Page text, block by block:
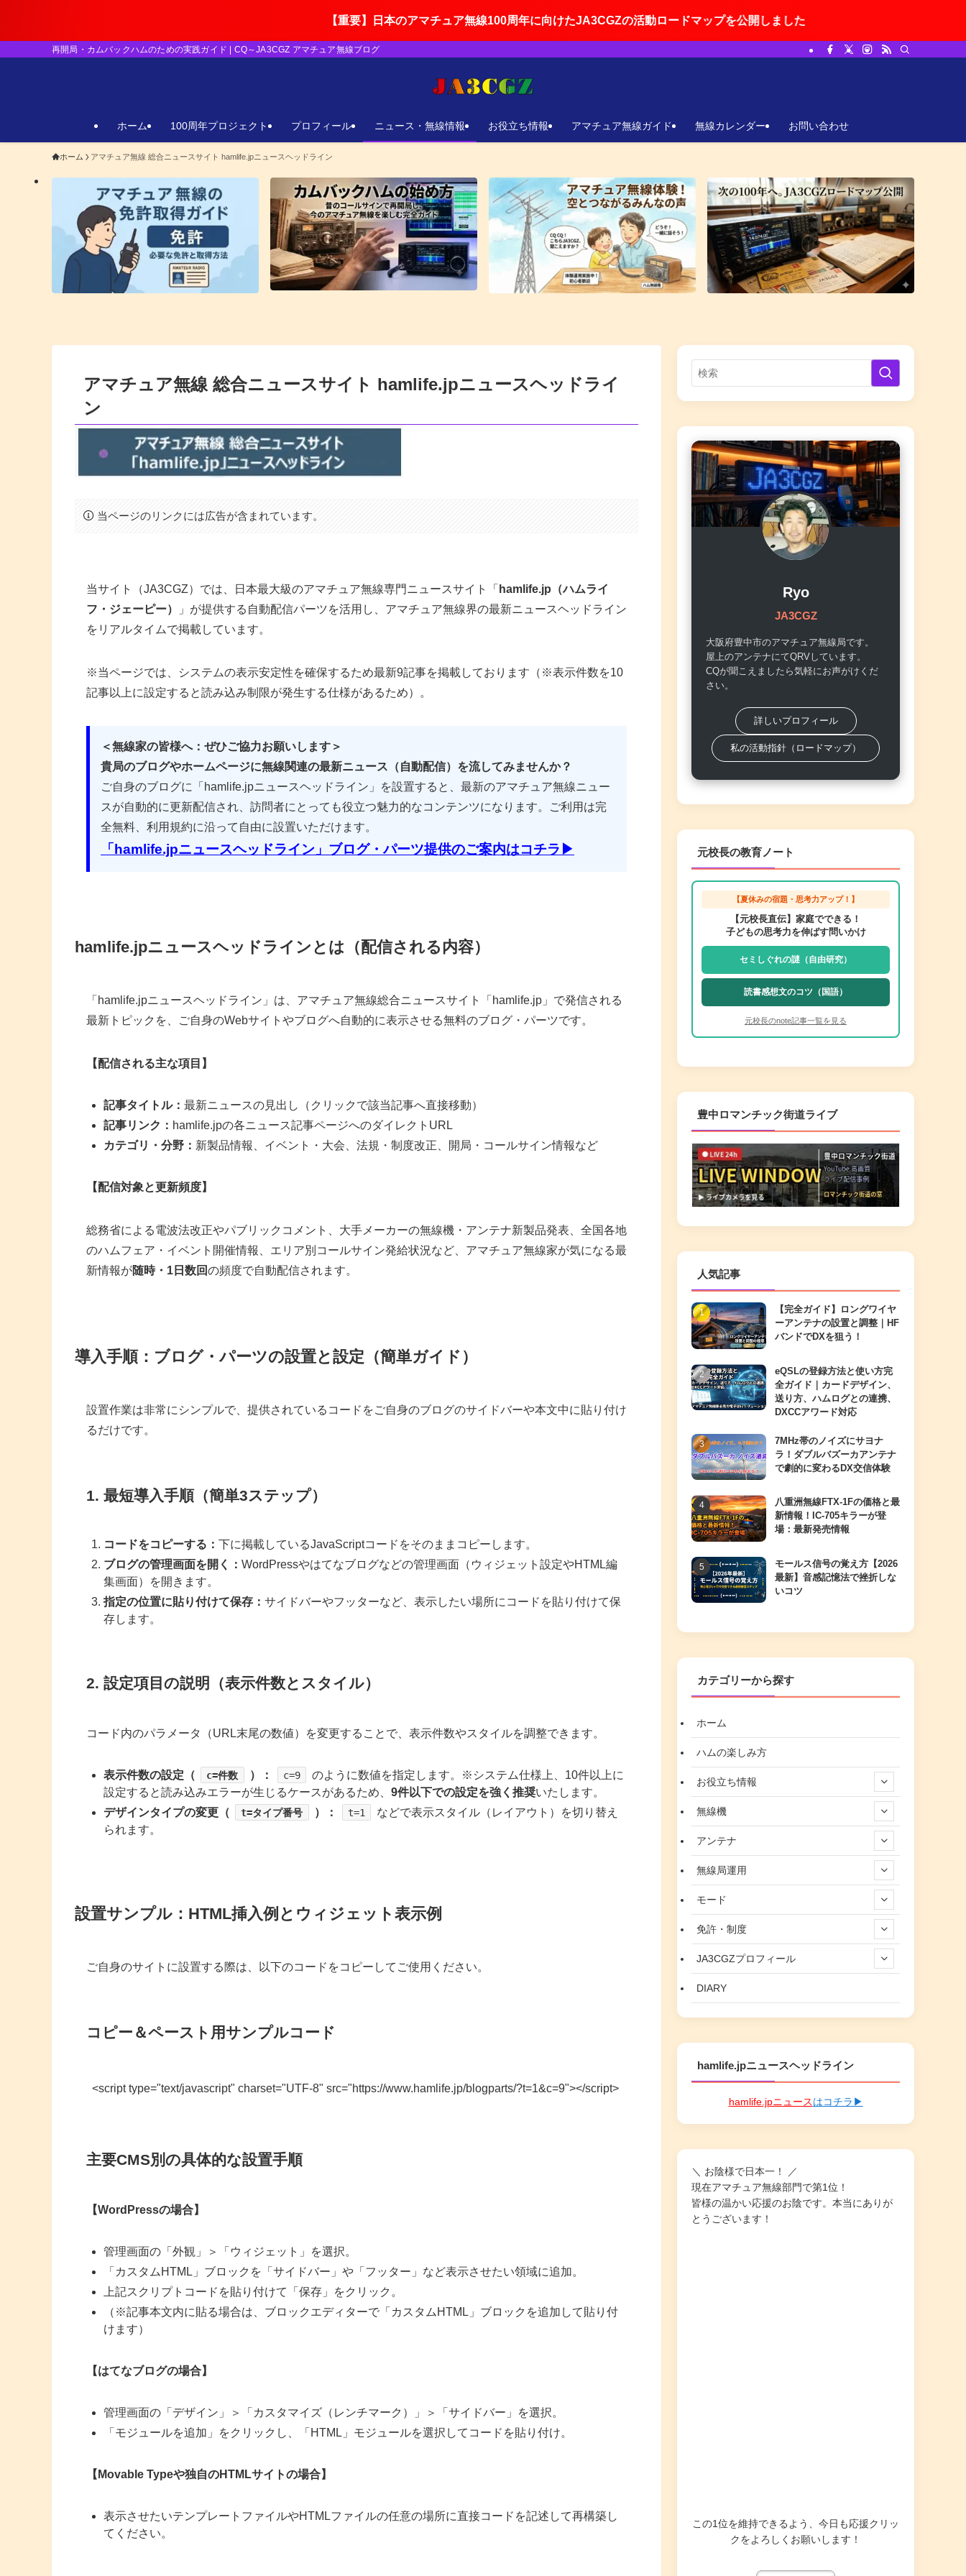
【重要】日本のアマチュア無線100周年に向けたJA3CGZの活動ロードマップを公開しました
再開局・カムバックハムのための実践ガイド | CQ～JA3CGZ アマチュア無線ブログ
ホーム 100周年プロジェクト プロフィール ニュース・無線情報 お役立ち情報 アマチュア無線ガイド 無線カレンダー お問い合わせ
ホーム アマチュア無線 総合ニュースサイト hamlife.jpニュースヘッドライン
アマチュア無線 総合ニュースサイト hamlife.jpニュースヘッドライ
ン
当ページのリンクには広告が含まれています。
当サイト（JA3CGZ）では、日本最大級のアマチュア無線専門ニュースサイト「 hamlife.jp（ハムライ
フ・ジェーピー）
」が提供する自動配信パーツを活用し、アマチュア無線界の最新ニュースヘッドライン
をリアルタイムで掲載しています。
※当ページでは、システムの表示安定性を確保するため最新9記事を掲載しております（※表示件数を10
記事以上に設定すると読み込み制限が発生する仕様があるため）。
＜無線家の皆様へ：ぜひご協力お願いします＞
貴局のブログやホームページに無線関連の最新ニュース（自動配信）を流してみませんか？
ご自身のブログに「hamlife.jpニュースヘッドライン」を設置すると、最新のアマチュア無線ニュー
スが自動的に更新配信され、訪問者にとっても役立つ魅力的なコンテンツになります。ご利用は完
全無料、利用規約に沿って自由に設置いただけます。
「hamlife.jpニュースヘッドライン」ブログ・パーツ提供のご案内はコチラ▶
hamlife.jpニュースヘッドラインとは（配信される内容）
「hamlife.jpニュースヘッドライン」は、アマチュア無線総合ニュースサイト「hamlife.jp」で発信される
最新トピックを、ご自身のWebサイトやブログへ自動的に表示させる無料のブログ・パーツです。
【配信される主な項目】
記事タイトル： 最新ニュースの見出し（クリックで該当記事へ直接移動）
記事リンク： hamlife.jpの各ニュース記事ページへのダイレクトURL
カテゴリ・分野： 新製品情報、イベント・大会、法規・制度改正、開局・コールサイン情報など
【配信対象と更新頻度】
総務省による電波法改正やパブリックコメント、大手メーカーの無線機・アンテナ新製品発表、全国各地
のハムフェア・イベント開催情報、エリア別コールサイン発給状況など、アマチュア無線家が気になる最
新情報が随時・1日数回の頻度で自動配信されます。
導入手順：ブログ・パーツの設置と設定（簡単ガイド）
設置作業は非常にシンプルで、提供されているコードをご自身のブログのサイドバーや本文中に貼り付け
るだけです。
1. 最短導入手順（簡単3ステップ）
コードをコピーする： 下に掲載しているJavaScriptコードをそのままコピーします。
ブログの管理画面を開く： WordPressやはてなブログなどの管理画面（ウィジェット設定やHTML編
集画面）を開きます。
指定の位置に貼り付けて保存： サイドバーやフッターなど、表示したい場所にコードを貼り付けて保
存します。
2. 設定項目の説明（表示件数とスタイル）
コード内のパラメータ（URL末尾の数値）を変更することで、表示件数やスタイルを調整できます。
表示件数の設定（ c=件数 ）： c=9
のように数値を指定します。※システム仕様上、10件以上に
設定すると読み込みエラーが生じるケースがあるため、 9件以下での設定を強く推奨いたします。
デザインタイプの変更（
t=タイプ番号 ）： t=1
などで表示スタイル（レイアウト）を切り替え
られます。
設置サンプル：HTML挿入例とウィジェット表示例
ご自身のサイトに設置する際は、以下のコードをコピーしてご使用ください。
コピー＆ペースト用サンプルコード
<script type="text/javascript" charset="UTF-8" src="https://www.hamlife.jp/blogparts/?t=1&c=9"></script>
主要CMS別の具体的な設置手順
【WordPressの場合】
管理画面の「外観」＞「ウィジェット」を選択。
「カスタムHTML」ブロックを「サイドバー」や「フッター」など表示させたい領域に追加。
上記スクリプトコードを貼り付けて「保存」をクリック。
（※記事本文内に貼る場合は、ブロックエディターで「カスタムHTML」ブロックを追加して貼り付
けます）
【はてなブログの場合】
管理画面の「デザイン」＞「カスタマイズ（レンチマーク）」＞「サイドバー」を選択。
「モジュールを追加」をクリックし、「HTML」モジュールを選択してコードを貼り付け。
【Movable Typeや独自のHTMLサイトの場合】
表示させたいテンプレートファイルやHTMLファイルの任意の場所に直接コードを記述して再構築し
てください。
Ryo
JA3CGZ
大阪府豊中市のアマチュア無線局です。
屋上のアンテナにてQRVしています。
CQが聞こえましたら気軽にお声がけくだ
さい。
詳しいプロフィール
私の活動指針（ロードマップ）
元校長の教育ノート
【夏休みの宿題・思考力アップ！】
【元校長直伝】家庭でできる！
子どもの思考力を伸ばす問いかけ
セミしぐれの謎（自由研究）
読書感想文のコツ（国語）
元校長のnote記事一覧を見る
豊中ロマンチック街道ライブ
人気記事
【完全ガイド】ロングワイヤ
ーアンテナの設置と調整｜HF
バンドでDXを狙う！
eQSLの登録方法と使い方完
全ガイド｜カードデザイン、
送り方、ハムログとの連携、
DXCCアワード対応
7MHz帯のノイズにサヨナ
ラ！ダブルバズーカアンテナ
で劇的に変わるDX交信体験
八重洲無線FTX-1Fの価格と最
新情報！IC-705キラーが登
場：最新発売情報
モールス信号の覚え方【2026
最新】音感記憶法で挫折しな
いコツ
カテゴリーから探す
ホーム
ハムの楽しみ方
お役立ち情報
無線機
アンテナ
無線局運用
モード
免許・制度
JA3CGZプロフィール
DIARY
hamlife.jpニュースヘッドライン
hamlife.jpニュースはコチラ▶
＼ お陰様で日本一！ ／
現在アマチュア無線部門で第1位！
皆様の温かい応援のお陰です。本当にありが
とうございます！
この1位を維持できるよう、今日も応援クリッ
クをよろしくお願いします！